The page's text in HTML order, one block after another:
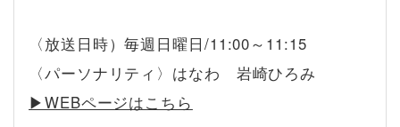
〈放送日時）毎週日曜日/11:00～11:15
〈パーソナリティ〉はなわ 岩崎ひろみ
▶︎WEBページはこちら